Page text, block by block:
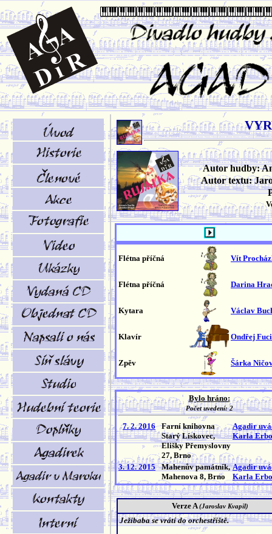
Autor hudby:
Autor textu:
Flétna příčná Vít
Flétna příčná Darina
Kytara Václav
Klavír Ondřej
Zpěv Šárka
Bylo hráno:
Počet uvedení: 2
7. 2. 2016
Farní knihovna
Starý Lískovec,
Elišky Přemyslovny
27, Brno
Agadir
Karla
3. 12. 2015
Mahenův památník,
Mahenova 8, Brno
Agadir
Karla
Verze A(Jaroslav Kvapil)
Ježibaba se vrátí do orchestřiště.